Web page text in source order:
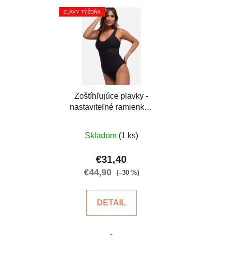
ZĽAVY TÝŽDŇA
Zoštíhľujúce plavky -
nastaviteľné ramienka -
hodnotenie
produktu
je
5
Skladom (1 ks)
€31,40
€44,90 (–30 %)
DETAIL
-